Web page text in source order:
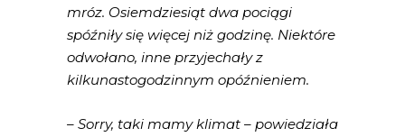
mróz. Osiemdziesiąt dwa pociągi
spóźniły się więcej niż godzinę. Niektóre
odwołano, inne przyjechały z
kilkunastogodzinnym opóźnieniem.
– Sorry, taki mamy klimat – powiedziała